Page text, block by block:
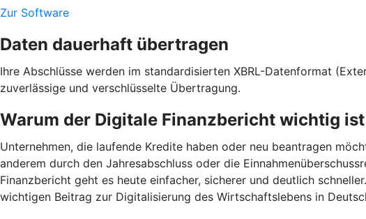
Zur Software
Daten dauerhaft übertragen
Ihre Abschlüsse werden im standardisierten XBRL-Datenformat
zuverlässige und verschlüsselte Übertragung.
Warum der Digitale Finanzbericht wichtig ist
Unternehmen, die laufende Kredite haben oder neu beantragen
anderem durch den Jahresabschluss oder die
Finanzbericht geht es heute einfacher, sicherer und deutlich
wichtigen Beitrag zur Digitalisierung des Wirtschaftslebens in